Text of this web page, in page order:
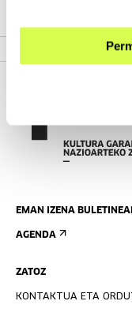
VER PROGRAMA
EMAN IZENA
AGENDA
ZATOZ
KONTAKTUA ETA